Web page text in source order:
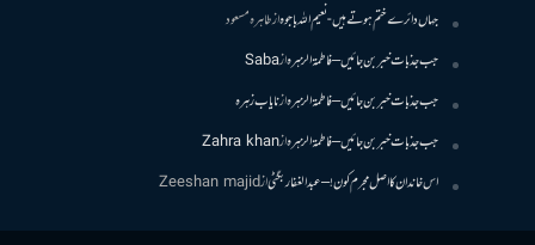
جہاں دائرے ختم ہوتے ہیں- نعیم اللہ باجوہازطاہرہ مسعود
جب جذبات خبر بن جائیں – فاطمۃالزہرہازSaba
جب جذبات خبر بن جائیں – فاطمۃالزہرہازنایاب زہرہ
جب جذبات خبر بن جائیں – فاطمۃالزہرہازZahra khan
اس خاندان کا اصل مجرم کون! – عبدالغفار بگٹیازZeeshan majid